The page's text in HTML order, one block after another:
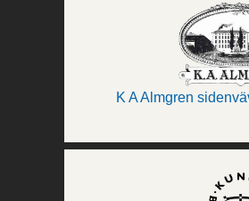
K A Almgren